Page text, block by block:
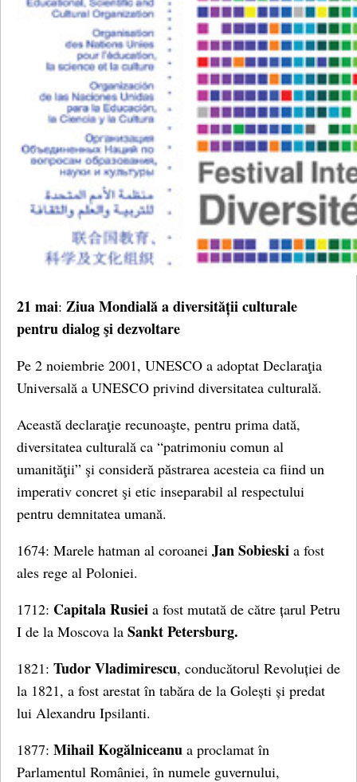
21 mai: Ziua Mondială a diversității culturale
pentru dialog şi dezvoltare
Pe 2 noiembrie 2001, UNESCO a adoptat Declaraţia
Universală a UNESCO privind diversitatea culturală.
Această declaraţie recunoaşte, pentru prima dată,
diversitatea culturală ca “patrimoniu comun al
umanităţii” şi consideră păstrarea acesteia ca fiind un
imperativ concret şi etic inseparabil al respectului
pentru demnitatea umană.
1674: Marele hatman al coroanei Jan Sobieski a fost
ales rege al Poloniei.
1712: Capitala Rusiei a fost mutată de către țarul Petru
I de la Moscova la Sankt Petersburg.
1821: Tudor Vladimirescu, conducătorul Revoluției de
la 1821, a fost arestat în tabăra de la Golești și predat
lui Alexandru Ipsilanti.
1877: Mihail Kogălniceanu a proclamat în
Parlamentul României, în numele guvernului,